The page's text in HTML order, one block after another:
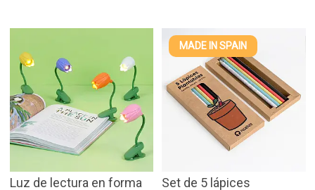
Luz de lectura en forma
MADE IN SPAIN
Set de 5 lápices